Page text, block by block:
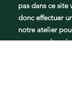
KBRS22KTSS00
KBRS22KTSS01
KBRS22KTWH00
KBRS22KTWH01
pas dans ce
donc effectuer
notre atelier
vous avez